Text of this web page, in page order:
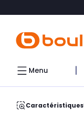
Menu
Caractéristiques